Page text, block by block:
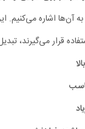
آن‌ها اشاره می‌کنیم.
قرار می‌گیرند،